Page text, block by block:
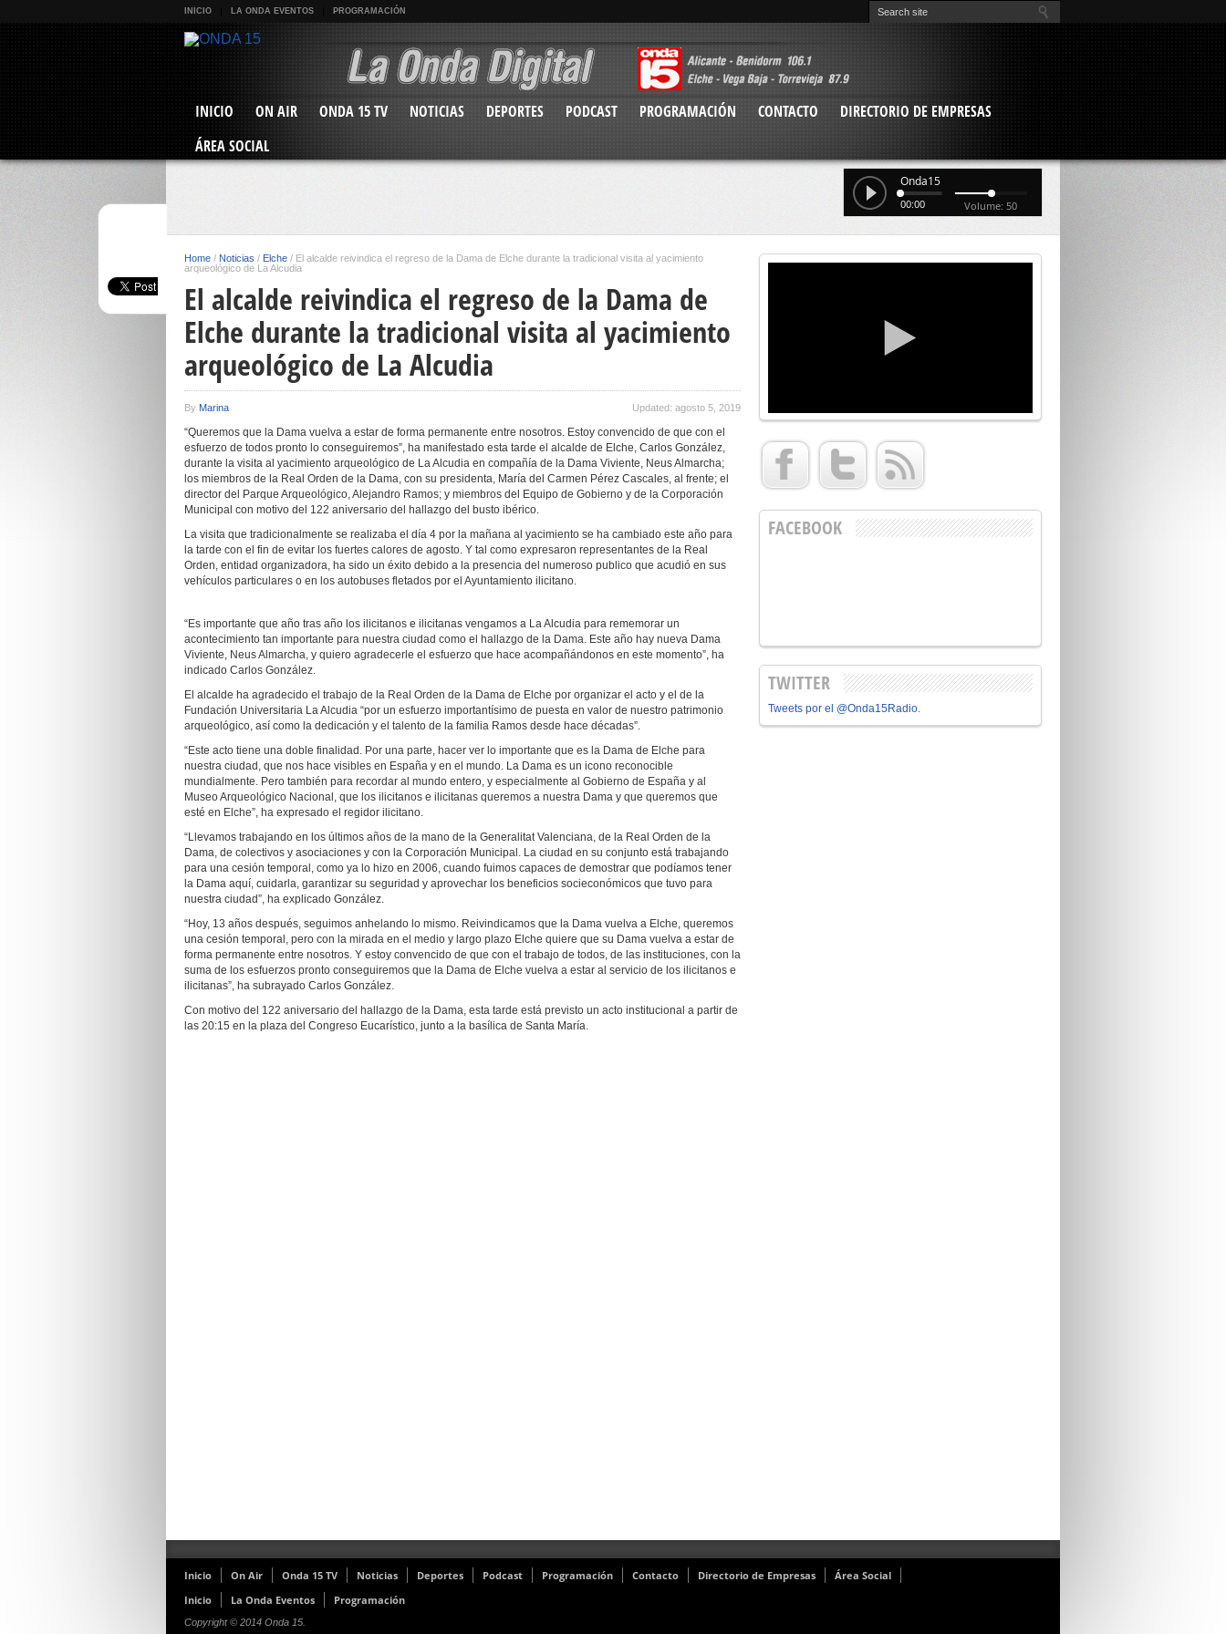
INICIO LA ONDA EVENTOS PROGRAMACIÓN
INICIO ON AIR ONDA 15 TV NOTICIAS DEPORTES PODCAST PROGRAMACIÓN CONTACTO
DIRECTORIO DE EMPRESAS
ÁREA SOCIAL
Onda15
00:00 Volume: 50
Home / Noticias / Elche / El alcalde reivindica el regreso de la Dama de Elche durante la tradicional visita al yacimiento
arqueológico de La Alcudia
El alcalde reivindica el regreso de la Dama de
Elche durante la tradicional visita al yacimiento
arqueológico de La Alcudia
By Marina Updated: agosto 5, 2019
“Queremos que la Dama vuelva a estar de forma permanente entre nosotros. Estoy convencido de que con el
esfuerzo de todos pronto lo conseguiremos”, ha manifestado esta tarde el alcalde de Elche, Carlos González,
durante la visita al yacimiento arqueológico de La Alcudia en compañía de la Dama Viviente, Neus Almarcha;
los miembros de la Real Orden de la Dama, con su presidenta, María del Carmen Pérez Cascales, al frente; el
director del Parque Arqueológico, Alejandro Ramos; y miembros del Equipo de Gobierno y de la Corporación
Municipal con motivo del 122 aniversario del hallazgo del busto ibérico.
La visita que tradicionalmente se realizaba el día 4 por la mañana al yacimiento se ha cambiado este año para
la tarde con el fin de evitar los fuertes calores de agosto. Y tal como expresaron representantes de la Real
Orden, entidad organizadora, ha sido un éxito debido a la presencia del numeroso publico que acudió en sus
vehículos particulares o en los autobuses fletados por el Ayuntamiento ilicitano.
“Es importante que año tras año los ilicitanos e ilicitanas vengamos a La Alcudia para rememorar un
acontecimiento tan importante para nuestra ciudad como el hallazgo de la Dama. Este año hay nueva Dama
Viviente, Neus Almarcha, y quiero agradecerle el esfuerzo que hace acompañándonos en este momento”, ha
indicado Carlos González.
El alcalde ha agradecido el trabajo de la Real Orden de la Dama de Elche por organizar el acto y el de la
Fundación Universitaria La Alcudia “por un esfuerzo importantísimo de puesta en valor de nuestro patrimonio
arqueológico, así como la dedicación y el talento de la familia Ramos desde hace décadas”.
“Este acto tiene una doble finalidad. Por una parte, hacer ver lo importante que es la Dama de Elche para
nuestra ciudad, que nos hace visibles en España y en el mundo. La Dama es un icono reconocible
mundialmente. Pero también para recordar al mundo entero, y especialmente al Gobierno de España y al
Museo Arqueológico Nacional, que los ilicitanos e ilicitanas queremos a nuestra Dama y que queremos que
esté en Elche”, ha expresado el regidor ilicitano.
“Llevamos trabajando en los últimos años de la mano de la Generalitat Valenciana, de la Real Orden de la
Dama, de colectivos y asociaciones y con la Corporación Municipal. La ciudad en su conjunto está trabajando
para una cesión temporal, como ya lo hizo en 2006, cuando fuimos capaces de demostrar que podíamos tener
la Dama aquí, cuidarla, garantizar su seguridad y aprovechar los beneficios socieconómicos que tuvo para
nuestra ciudad”, ha explicado González.
“Hoy, 13 años después, seguimos anhelando lo mismo. Reivindicamos que la Dama vuelva a Elche, queremos
una cesión temporal, pero con la mirada en el medio y largo plazo Elche quiere que su Dama vuelva a estar de
forma permanente entre nosotros. Y estoy convencido de que con el trabajo de todos, de las instituciones, con la
suma de los esfuerzos pronto conseguiremos que la Dama de Elche vuelva a estar al servicio de los ilicitanos e
ilicitanas”, ha subrayado Carlos González.
Con motivo del 122 aniversario del hallazgo de la Dama, esta tarde está previsto un acto institucional a partir de
las 20:15 en la plaza del Congreso Eucarístico, junto a la basílica de Santa María.
FACEBOOK
TWITTER
Tweets por el @Onda15Radio.
Inicio On Air Onda 15 TV Noticias Deportes Podcast Programación Contacto Directorio de Empresas
Área Social
Inicio
La Onda Eventos Programación
Copyright © 2014 Onda 15.